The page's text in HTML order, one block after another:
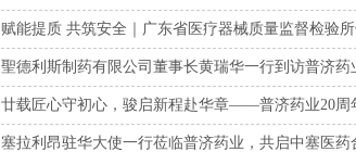
赋能提质 共筑安全｜广东省医疗器械质量监督检验
聖德利斯制药有限公司董事长黄瑞华一行到访普济
廿载匠心守初心，骏启新程赴华章——普济药业20周
塞拉利昂驻华大使一行莅临普济药业，共启中塞医药